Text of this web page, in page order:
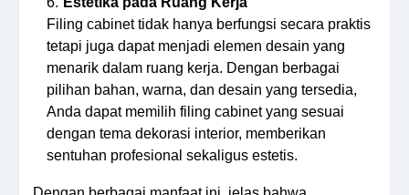
Filing cabinet tidak hanya berfungsi secara praktis
tetapi juga dapat menjadi elemen desain yang
menarik dalam ruang kerja. Dengan berbagai
pilihan bahan, warna, dan desain yang tersedia,
Anda dapat memilih filing cabinet yang sesuai
dengan tema dekorasi interior, memberikan
sentuhan profesional sekaligus estetis.